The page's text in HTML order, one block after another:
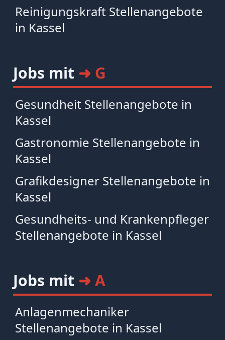
Reinigungskraft Stellenangebote
in Kassel
Jobs mit ➜ G
Gesundheit Stellenangebote in
Kassel
Gastronomie Stellenangebote in
Kassel
Grafikdesigner Stellenangebote in
Kassel
Gesundheits- und Krankenpfleger
Stellenangebote in Kassel
Jobs mit ➜ A
Anlagenmechaniker
Stellenangebote in Kassel